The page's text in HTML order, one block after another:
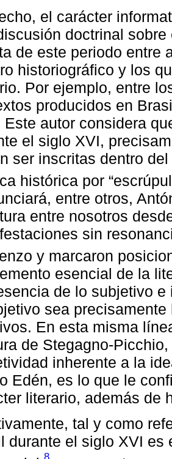
el carácter
doctrinal
de este periodo entre
historiográfico y los
Por ejemplo, entre
producidos en
Este autor considera
el siglo XVI,
ser inscritas dentro
histórica por
entre otros,
entre nosotros
sin
y marcaron
esencial de la
de lo subjetivo
sea
En esta misma
de Stegagno-
inherente a la
Edén, es lo que le
literario, además de
tal y como
durante el siglo XVI
8